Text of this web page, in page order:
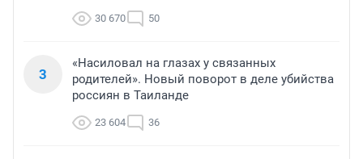
30 670 50
3
«Насиловал на глазах у связанных
родителей». Новый поворот в деле убийства
россиян в Таиланде
23 604 36